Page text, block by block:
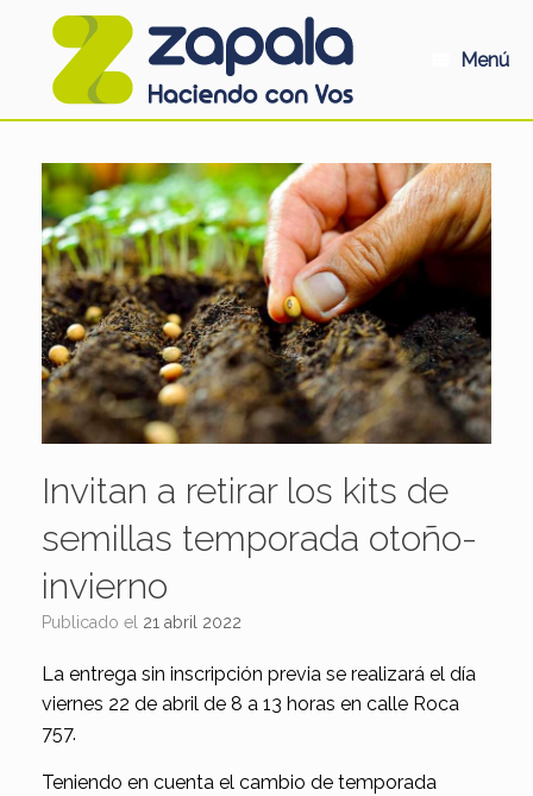
Menú
Invitan a retirar los kits de
semillas temporada otoño-
invierno
Publicado el 21 abril 2022
La entrega sin inscripción previa se realizará el día
viernes 22 de abril de 8 a 13 horas en calle Roca
757.
Teniendo en cuenta el cambio de temporada